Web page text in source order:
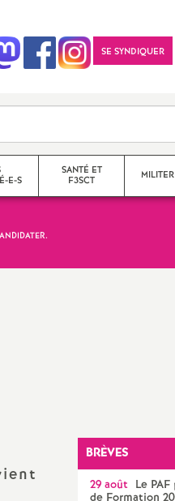
SE SYNDIQUER
E-S
SANTÉ ET
F3SCT
MILITER
GroupeLGBTQIA
élections
BRÈVES
29 août Le PAF
de Formation